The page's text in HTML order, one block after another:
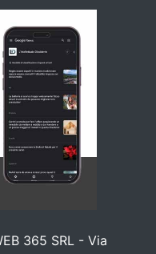
365 SRL - Via